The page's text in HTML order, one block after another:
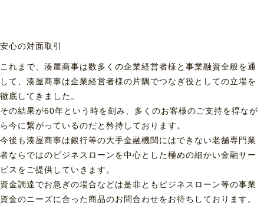
安心の対面取引
これまで、湊屋商事は数多くの企業経営者様と事業融資全般を通
して、湊屋商事は企業経営者様の片隅でつなぎ役としての立場を
徹底してきました。
その結果が60年という時を刻み、多くのお客様のご支持を得なが
ら今に繋がっているのだと矜持しております。
今後も湊屋商事は銀行等の大手金融機関にはできない老舗専門業
者ならではのビジネスローンを中心とした極めの細かい金融サー
ビスをご提供していきます。
資金調達でお急ぎの場合などは是非ともビジネスローン等の事業
資金のニーズに合った商品のお問合わせをお待ちしております。